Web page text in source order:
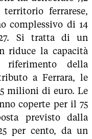
ferrarese,
complessivo di 14
Si tratta di un
riduce la capacità
della
a Ferrara, le
milioni di euro. Le
coperte per il 75
previsto dalla
per cento, da un